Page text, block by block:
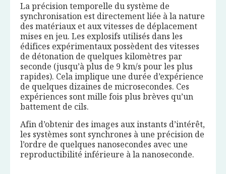
La précision temporelle du système de
synchronisation est directement liée à la nature
des matériaux et aux vitesses de déplacement
mises en jeu. Les explosifs utilisés dans les
édifices expérimentaux possèdent des vitesses
de détonation de quelques kilomètres par
seconde (jusqu’à plus de 9 km/s pour les plus
rapides). Cela implique une durée d’expérience
de quelques dizaines de microsecondes. Ces
expériences sont mille fois plus brèves qu’un
battement de cils.
Afin d’obtenir des images aux instants d’intérêt,
les systèmes sont synchrones à une précision de
l’ordre de quelques nanosecondes avec une
reproductibilité inférieure à la nanoseconde.